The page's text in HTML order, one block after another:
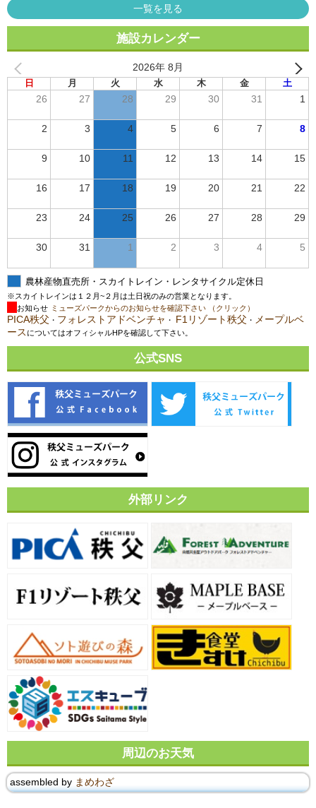
一覧を見る
施設カレンダー
2026年 8月
日 月 火 水 木 金 土
26 27 28 29 30 31 1
2 3 4 5 6 7 8
9 10 11 12 13 14 15
16 17 18 19 20 21 22
23 24 25 26 27 28 29
30 31 1 2 3 4 5
農林産物直売所・スカイトレイン・レンタサイクル定休日
※スカイトレインは１２月~２月は土日祝のみの営業となります。
お知らせ ミューズパークからのお知らせを確認下さい （クリック）
PICA秩父 ・ フォレストアドベンチャ ・ F1リゾート秩父 ・ メープルベ
ース についてはオフィシャルHPを確認して下さい。
公式SNS
外部リンク
周辺のお天気
assembled by まめわざ